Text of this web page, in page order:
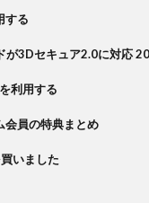
する
が3Dセキュア2.0に対応
利用する
会員の特典まとめ
いました